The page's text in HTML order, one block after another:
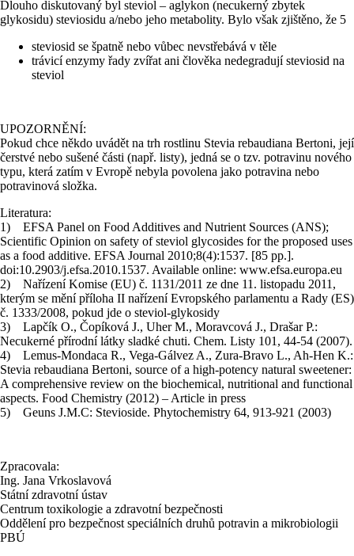
Dlouho diskutovaný byl steviol – aglykon (necukerný zbytek
glykosidu) steviosidu a/nebo jeho metabolity. Bylo však zjištěno, že 5
steviosid se špatně nebo vůbec nevstřebává v těle
trávicí enzymy řady zvířat ani člověka nedegradují steviosid na
steviol
UPOZORNĚNÍ:
Pokud chce někdo uvádět na trh rostlinu Stevia rebaudiana Bertoni, její
čerstvé nebo sušené části (např. listy), jedná se o tzv. potravinu nového
typu, která zatím v Evropě nebyla povolena jako potravina nebo
potravinová složka.
Literatura:
1) EFSA Panel on Food Additives and Nutrient Sources (ANS);
Scientific Opinion on safety of steviol glycosides for the proposed uses
as a food additive. EFSA Journal 2010;8(4):1537. [85 pp.].
doi:10.2903/j.efsa.2010.1537. Available online: www.efsa.europa.eu
2) Nařízení Komise (EU) č. 1131/2011 ze dne 11. listopadu 2011,
kterým se mění příloha II nařízení Evropského parlamentu a Rady (ES)
č. 1333/2008, pokud jde o steviol-glykosidy
3) Lapčík O., Čopíková J., Uher M., Moravcová J., Drašar P.:
Necukerné přírodní látky sladké chuti. Chem. Listy 101, 44-54 (2007).
4) Lemus-Mondaca R., Vega-Gálvez A., Zura-Bravo L., Ah-Hen K.:
Stevia rebaudiana Bertoni, source of a high-potency natural sweetener:
A comprehensive review on the biochemical, nutritional and functional
aspects. Food Chemistry (2012) – Article in press
5) Geuns J.M.C: Stevioside. Phytochemistry 64, 913-921 (2003)
Zpracovala:
Ing. Jana Vrkoslavová
Státní zdravotní ústav
Centrum toxikologie a zdravotní bezpečnosti
Oddělení pro bezpečnost speciálních druhů potravin a mikrobiologii
PBÚ